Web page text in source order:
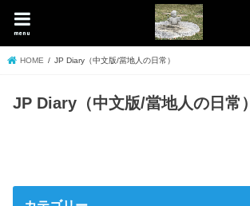
menu
HOME JP Diary（中文版/當地人の日常）
JP Diary（中文版/當地人の日常）